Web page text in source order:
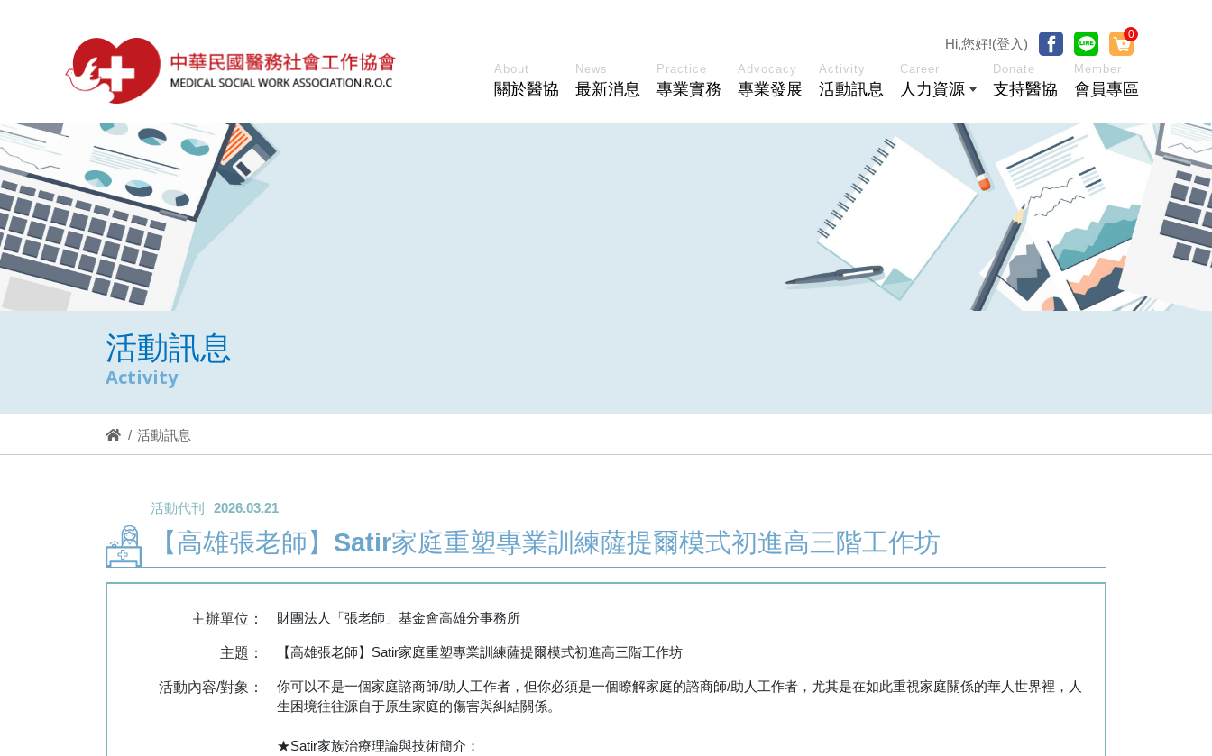
About
關於醫協
News
最新消息
Practice
專業實務
Advocacy
專業發展
Activity
活動訊息
Career
人力資源
Donate
支持醫協
Member
會員專區
Hi,您好!(登入)
0
活動訊息
Activity
活動訊息
活動代刊 2026.03.21
【高雄張老師】Satir家庭重塑專業訓練薩提爾模式初進高三階工作坊
主辦單位： 財團法人「張老師」基金會高雄分事務所
主題： 【高雄張老師】Satir家庭重塑專業訓練薩提爾模式初進高三階工作坊
活動內容/對象：
你可以不是一個家庭諮商師/助人工作者，但你必須是一個瞭解家庭的諮商師/助人工作者，尤其是在如此重視家庭關係的華人世界裡，人
生困境往往源自于原生家庭的傷害與糾結關係。
★Satir家族治療理論與技術簡介：